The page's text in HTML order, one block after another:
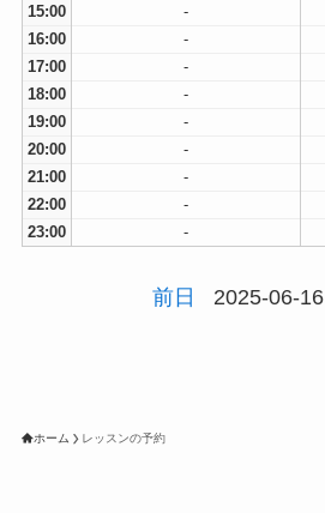
15:00
-
16:00
-
17:00
-
18:00
-
19:00
-
20:00
-
21:00
-
22:00
-
23:00
-
前日 2025-06-16
ホーム レッスンの予約